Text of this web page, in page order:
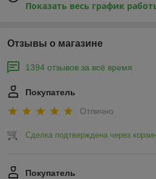
Показать весь график
Отзывы о магазине
1394 отзывов за всё время
Покупатель
Отлично
Сделка подтверждена через
Покупатель